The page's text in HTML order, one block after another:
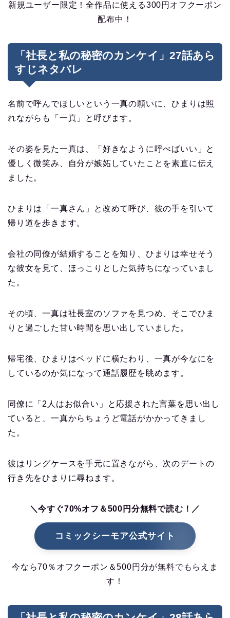
新規ユーザー限定！全作品に使える300円オフクーポン
配布中！
「社長と私の秘密のカンケイ」27話あら
すじネタバレ
名前で呼んでほしいという一真の願いに、ひまりは照
れながらも「一真」と呼びます。
その姿を見た一真は、「好きなように呼べばいい」と
優しく微笑み、自分が嫉妬していたことを素直に伝え
ました。
ひまりは「一真さん」と改めて呼び、彼の手を引いて
帰り道を歩きます。
会社の同僚が結婚することを知り、ひまりは幸せそう
な彼女を見て、ほっこりとした気持ちになっていまし
た。
その頃、一真は社長室のソファを見つめ、そこでひま
りと過ごした甘い時間を思い出していました。
帰宅後、ひまりはベッドに横たわり、一真が今なにを
しているのか気になって通話履歴を眺めます。
同僚に「2人はお似合い」と応援された言葉を思い出し
ていると、一真からちょうど電話がかかってきまし
た。
彼はリングケースを手元に置きながら、次のデートの
行き先をひまりに尋ねます。
＼今すぐ70%オフ＆500円分無料で読む！／
コミックシーモア公式サイト
今なら70％オフクーポン＆500円分が無料でもらえま
す！